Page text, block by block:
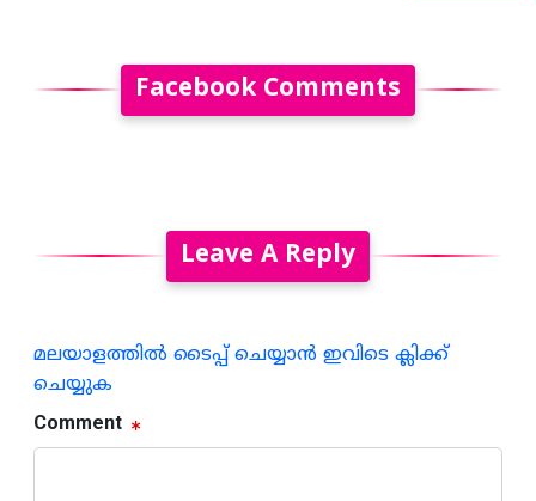
Facebook Comments
Leave A Reply
മലയാളത്തില്‍ ടൈപ്പ് ചെയ്യാന്‍ ഇവിടെ ക്ലിക്ക്
ചെയ്യുക
Comment